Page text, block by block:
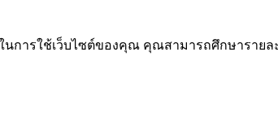
การใช้เว็บไซต์ของคุณ คุณสามารถศึกษารายล